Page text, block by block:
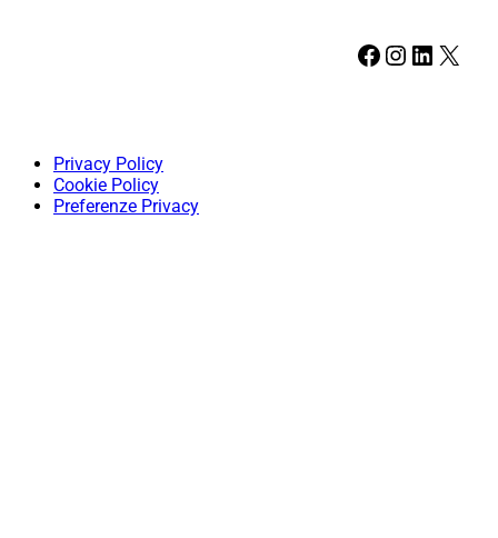
Facebook Instagram LinkedIn X
Privacy Policy
Cookie Policy
Preferenze Privacy